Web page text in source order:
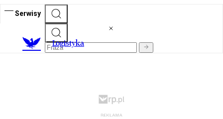
Serwisy
Logistyka